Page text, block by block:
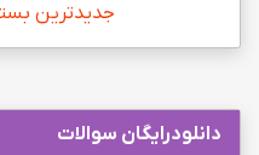
جدیدترین
دانلودرایگان سوالات